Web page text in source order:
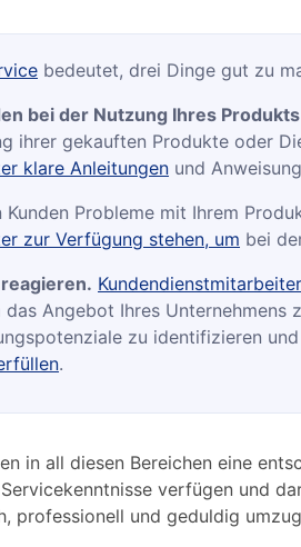
bedeutet, drei Dinge gut zu
bei der Nutzung Ihres
ihrer gekauften Produkte oder
klare Anleitungen und
Kunden Probleme mit Ihrem
zur Verfügung stehen, um bei
Kundendienstmitarbeiter
Angebot Ihres Unternehmens
zu identifizieren
.
in all diesen Bereichen eine
verfügen und
professionell und geduldig